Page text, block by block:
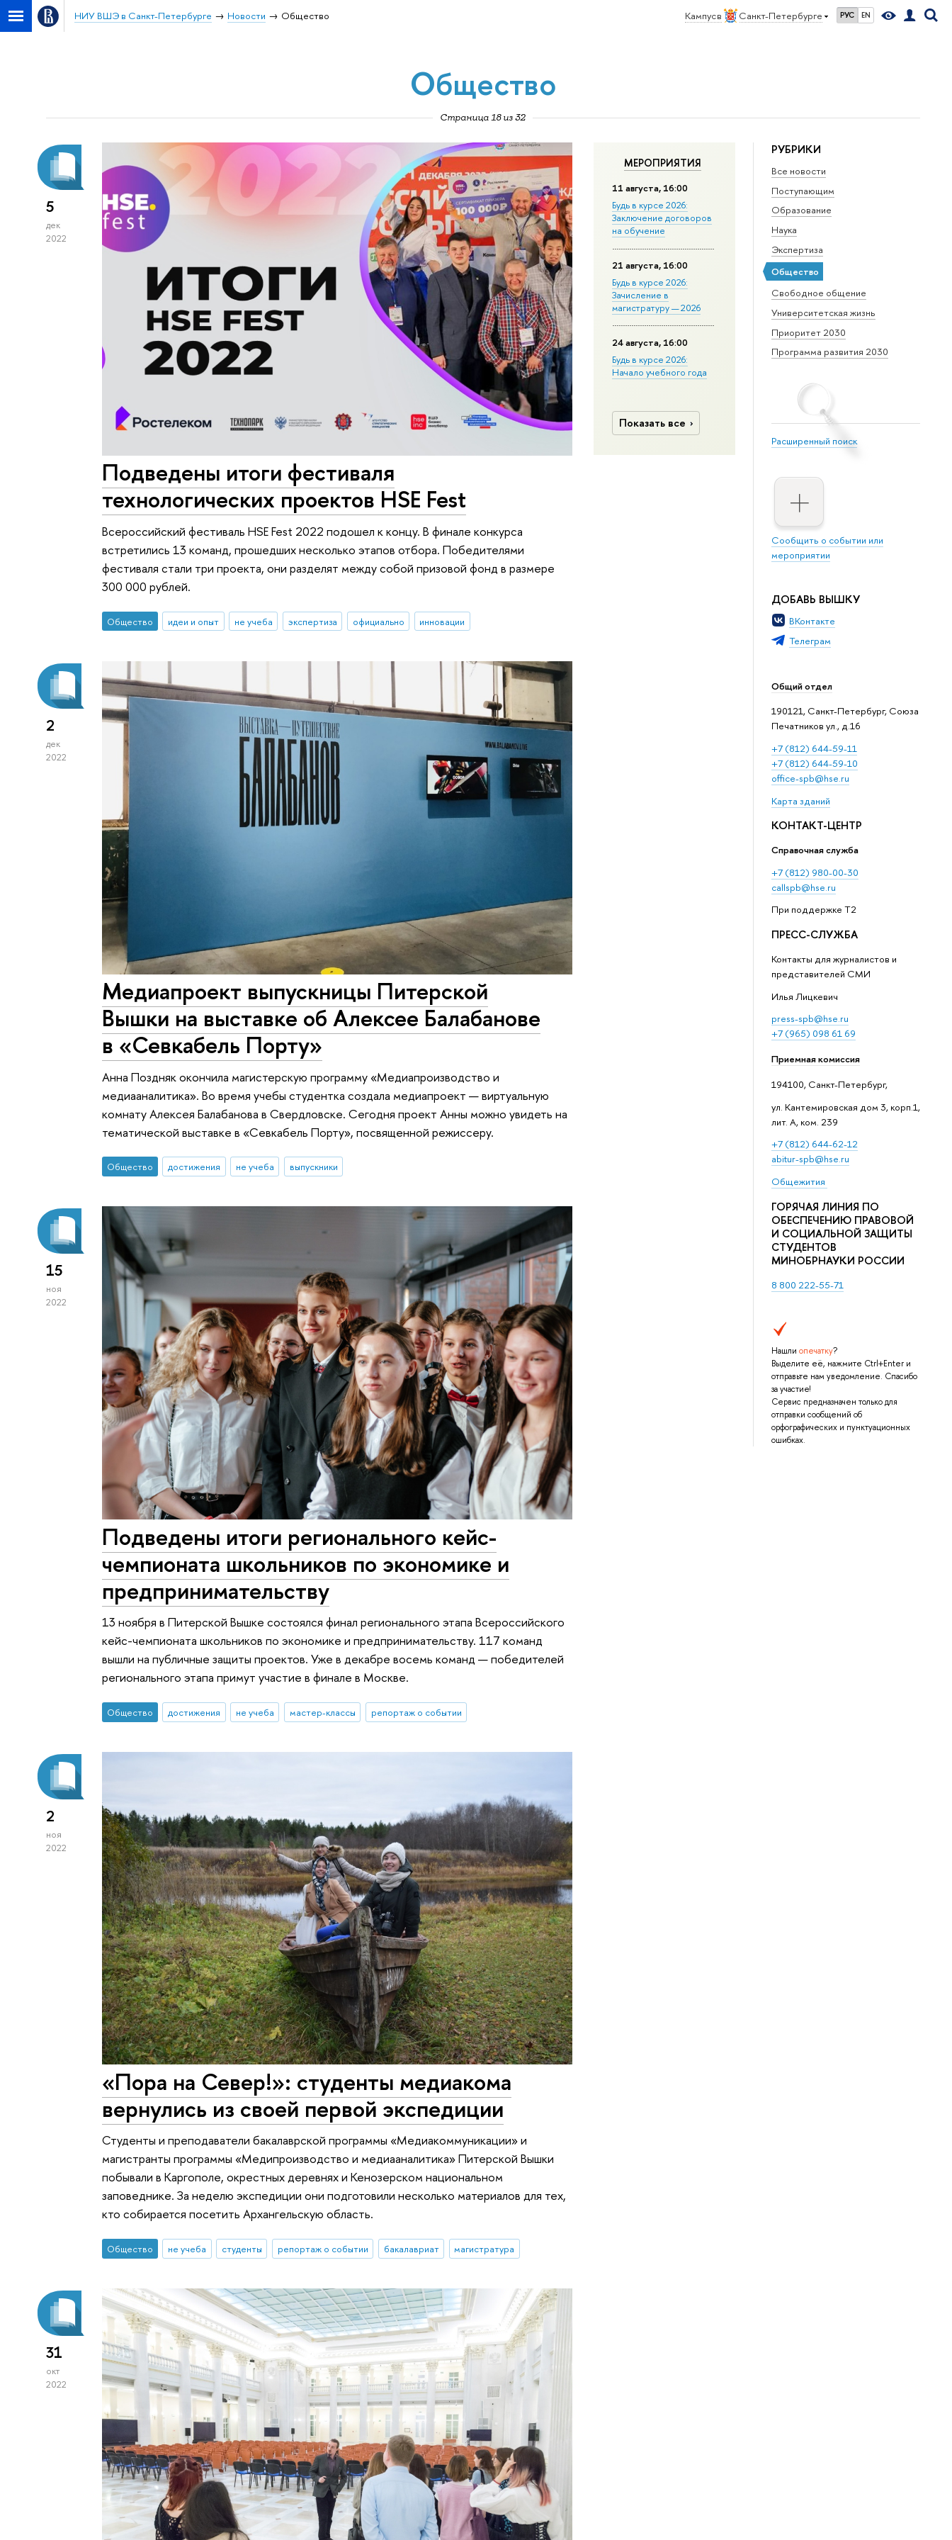
Кампус в Санкт-Петербурге РУС EN
НИУ ВШЭ в Санкт-Петербурге Новости Общество
Общество
Страница 18 из 32
РУБРИКИ
Все новости
Поступающим
Образование
Наука
Экспертиза
Общество
Свободное общение
Университетская жизнь
Приоритет 2030
Программа развития 2030
Расширенный поиск
Сообщить о событии или
мероприятии
ДОБАВЬ ВЫШКУ
ВКонтакте
Телеграм
Общий отдел
190121, Санкт-Петербург, Союза
Печатников ул., д.16
+7 (812) 644-59-11
+7 (812) 644-59-10
office-spb@hse.ru
Карта зданий
КОНТАКТ-ЦЕНТР
Справочная служба
+7 (812) 980-00-30
callspb@hse.ru
При поддержке T2
ПРЕСС-СЛУЖБА
Контакты для журналистов и
представителей СМИ
Илья Лицкевич
press-spb@hse.ru
+7 (965) 098 61 69
Приемная комиссия
194100, Санкт-Петербург,
ул. Кантемировская дом 3, корп.1,
лит. А, ком. 239
+7 (812) 644-62-12
abitur-spb@hse.ru
Общежития
ГОРЯЧАЯ ЛИНИЯ ПО
ОБЕСПЕЧЕНИЮ ПРАВОВОЙ
И СОЦИАЛЬНОЙ ЗАЩИТЫ
СТУДЕНТОВ
МИНОБРНАУКИ РОССИИ
8 800 222-55-71
Нашли опечатку?
Выделите её, нажмите Ctrl+Enter и
отправьте нам уведомление. Спасибо
за участие!
Сервис предназначен только для
отправки сообщений об
орфографических и пунктуационных
ошибках.
МЕРОПРИЯТИЯ
11 августа, 16:00
Будь в курсе 2026:
Заключение договоров
на обучение
21 августа, 16:00
Будь в курсе 2026:
Зачисление в
магистратуру — 2026
24 августа, 16:00
Будь в курсе 2026:
Начало учебного года
Показать все
5
дек
2022
Подведены итоги фестиваля
технологических проектов HSE Fest
Всероссийский фестиваль HSE Fest 2022 подошел к концу. В финале конкурса
встретились 13 команд, прошедших несколько этапов отбора. Победителями
фестиваля стали три проекта, они разделят между собой призовой фонд в размере
300 000 рублей.
Общество идеи и опыт не учеба экспертиза официально инновации
2
дек
2022
Медиапроект выпускницы Питерской
Вышки на выставке об Алексее Балабанове
в «Севкабель Порту»
Анна Поздняк окончила магистерскую программу «Медиапроизводство и
медиааналитика». Во время учебы студентка создала медиапроект — виртуальную
комнату Алексея Балабанова в Свердловске. Сегодня проект Анны можно увидеть на
тематической выставке в «Севкабель Порту», посвященной режиссеру.
Общество достижения не учеба выпускники
15
ноя
2022
Подведены итоги регионального кейс-
чемпионата школьников по экономике и
предпринимательству
13 ноября в Питерской Вышке состоялся финал регионального этапа Всероссийского
кейс-чемпионата школьников по экономике и предпринимательству. 117 команд
вышли на публичные защиты проектов. Уже в декабре восемь команд — победителей
регионального этапа примут участие в финале в Москве.
Общество достижения не учеба мастер-классы репортаж о событии
2
ноя
2022
«Пора на Север!»: студенты медиакома
вернулись из своей первой экспедиции
Студенты и преподаватели бакалаврской программы «Медиакоммуникации» и
магистранты программы «Медипроизводство и медиааналитика» Питерской Вышки
побывали в Каргополе, окрестных деревнях и Кенозерском национальном
заповеднике. За неделю экспедиции они подготовили несколько материалов для тех,
кто собирается посетить Архангельскую область.
Общество не учеба студенты репортаж о событии бакалавриат магистратура
31
окт
2022